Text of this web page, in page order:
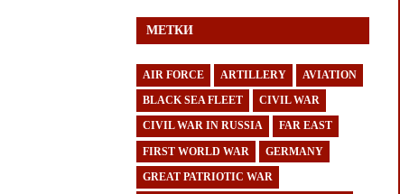
МЕТКИ
AIR FORCE ARTILLERY AVIATION
BLACK SEA FLEET CIVIL WAR
CIVIL WAR IN RUSSIA FAR EAST
FIRST WORLD WAR GERMANY
GREAT PATRIOTIC WAR